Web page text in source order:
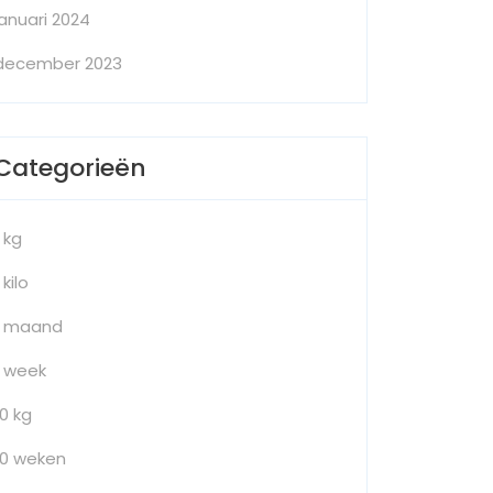
2024
2023
kg
kilo
maand
week
kg
weken